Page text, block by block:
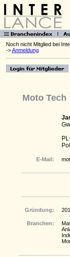
Noch nicht Mitglied bei
->Anmeldung
Moto Tech
E-Mail:
Gründung:
Branchen: